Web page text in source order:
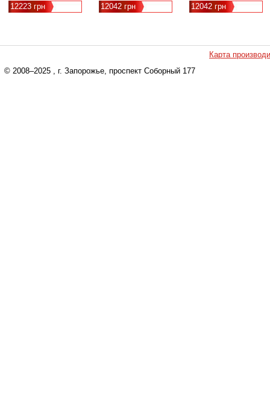
12223 грн 12042 грн 12042 грн
Карта
© 2008–2025 , г. Запорожье, проспект Соборный 177